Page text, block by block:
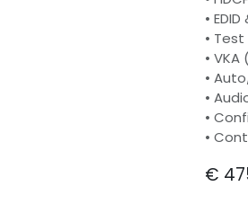
•
•
•
•
•
•
•
€